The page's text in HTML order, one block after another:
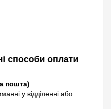
способи оплати
пошта)
у відділенні або